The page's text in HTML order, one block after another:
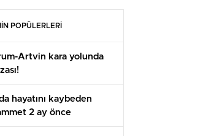
POPÜLERLERİ
Artvin kara yolunda
hayatını kaybeden
2 ay önce